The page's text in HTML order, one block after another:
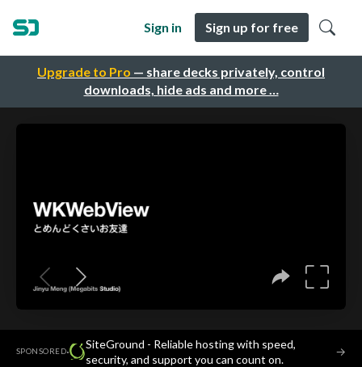
Upgrade to Pro — share decks privately, control
downloads, hide ads and more …
Sign in Sign up for free
SPONSORED·
SiteGround - Reliable hosting with speed,
security, and support you can count on.
→